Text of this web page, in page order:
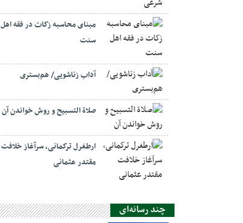
مبنای محاسبه زکات در فقه اهل
سنت
آداب زناشویی/ هم‌بستری
صلاة التسبيح و روش خواندن آن
ارطغرل ترکمانی، سرآغاز خلافت
مقتدر عثمانی
چند رسانه‌ای